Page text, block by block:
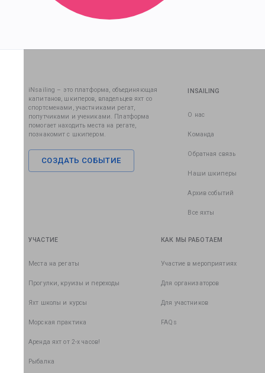
iNsailing – это платформа, объединяющая
капитанов, шкиперов, владельцев яхт со
спортсменами, участниками регат,
попутчиками и учениками. Платформа
помогает находить места на регате,
познакомит с шкипером.
СОЗДАТЬ СОБЫТИЕ
INSAILING
О нас
Команда
Обратная связь
Наши шкиперы
Архив событий
Все яхты
УЧАСТИЕ
Места на регаты
Прогулки, круизы и переходы
Яхт школы и курсы
Морская практика
Аренда яхт от 2-х часов!
Рыбалка
КАК МЫ РАБОТАЕМ
Участие в мероприятиях
Для организаторов
Для участников
FAQs